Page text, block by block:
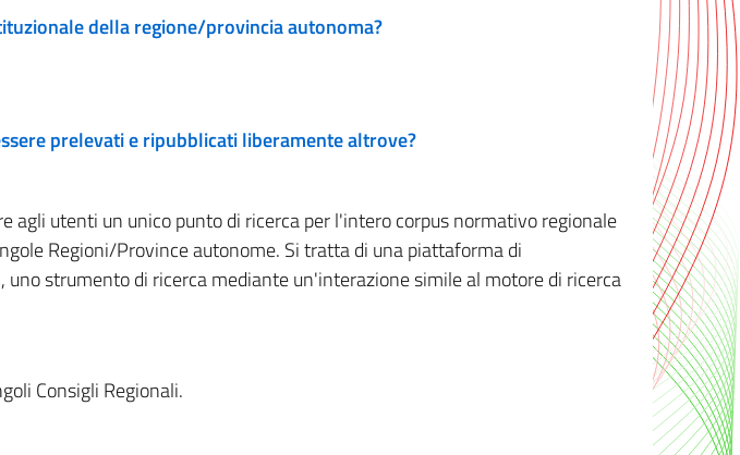
della regione/provincia autonoma?
prelevati e ripubblicati liberamente altrove?
agli utenti un unico punto di ricerca per l'intero corpus normativo regionale
Regioni/Province autonome. Si tratta di una piattaforma di
strumento di ricerca mediante un'interazione simile al motore di ricerca
Consigli Regionali.